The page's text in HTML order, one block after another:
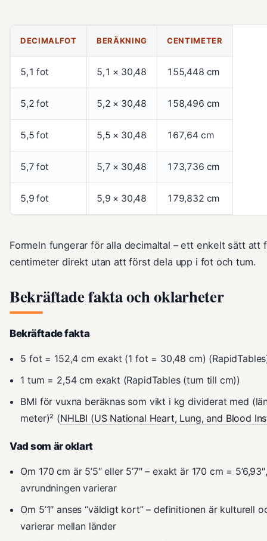
DECIMALFOT BERÄKNING CENTIMETER
5,1 fot 5,1 × 30,48 155,448 cm
5,2 fot 5,2 × 30,48 158,496 cm
5,5 fot 5,5 × 30,48 167,64 cm
5,7 fot 5,7 × 30,48 173,736 cm
5,9 fot 5,9 × 30,48 179,832 cm
Formeln fungerar för alla decimaltal – ett enkelt sätt att
centimeter direkt utan att först dela upp i fot och tum.
Bekräftade fakta och oklarheter
Bekräftade fakta
5 fot = 152,4 cm exakt (1 fot = 30,48 cm)
1 tum = 2,54 cm exakt (RapidTables (tum till cm))
BMI för vuxna beräknas som vikt i kg dividerat med
meter)² (NHLBI (US National Heart, Lung, and Blood
Vad som är oklart
Om 170 cm är 5’5″ eller 5’7″ – exakt är 170 cm =
avrundningen varierar
Om 5’1″ anses “väldigt kort” – definitionen är kulturell
varierar mellan länder